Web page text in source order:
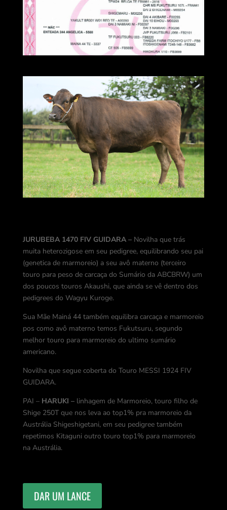
JURUBEBA 1470 FIV GUIDARA – Novilha que trás
muita heterozigose em seu pedigree, equilibrando seu pai
(genetica de marmoreio) a seu avô materno (terceiro
touro para peso de carcaça do Sumário da ABCBRW) um
dos poucos touros Akaushi, que ainda se vê dentro dos
pedigrees do Wagyu Kuroge.
Sua Mãe Mainá 44 também equilibra carcaça e marmoreio
pos como avô materno temos Fukutsuru, segundo
melhor touro para marmoreio do ultimo sumário
americano.
Novilha que segue coberta do Touro MESSI 1924 FIV
GUIDARA.
PAI – HARUKI –linhagem de Marmoreio, touro filho de
Shige 250T que nos leva ao top1% pra marmoreio da
Austrália Shigeshigetani, em seu pedigree também
repetimos Kitaguni outro touro top1% para marmoreio
na Austrália.
DAR UM LANCE